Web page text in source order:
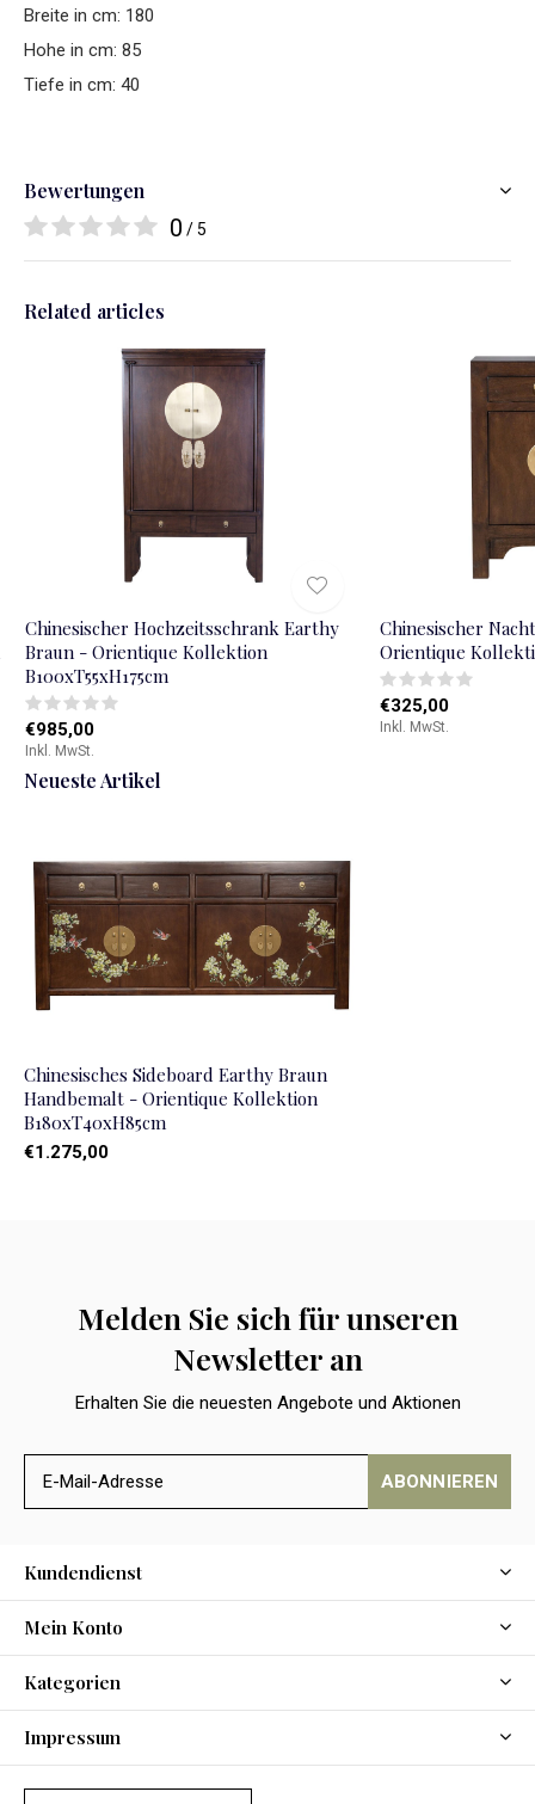
Breite in cm: 180
Hohe in cm: 85
Tiefe in cm: 40
Bewertungen
0 / 5
Related articles
Chinesischer Hochzeitsschrank Earthy
Braun - Orientique Kollektion
B100xT55xH175cm
€985,00
Inkl. MwSt.
Chinesischer
Orientique
€325,00
Inkl. MwSt.
Neueste Artikel
Chinesisches Sideboard Earthy Braun
Handbemalt - Orientique Kollektion
B180xT40xH85cm
€1.275,00
Melden Sie sich für unseren
Newsletter an
Erhalten Sie die neuesten Angebote und Aktionen
ABONNIEREN
Kundendienst
Mein Konto
Kategorien
Impressum